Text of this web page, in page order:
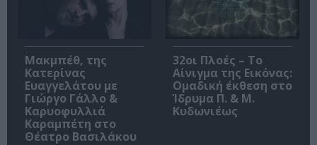
Μακμπέθ, της
Κατερίνας
Ευαγγελάτου με
Γιώργο Γάλλο &
Καρυοφυλλιά
Καραμπέτη στο
Θέατρο Βασιλάκου
32οι Πλοές – Το
Αίνιγμα της Εικόνας:
Ομαδική έκθεση στο
Ίδρυμα Π. & Μ.
Κυδωνιέως